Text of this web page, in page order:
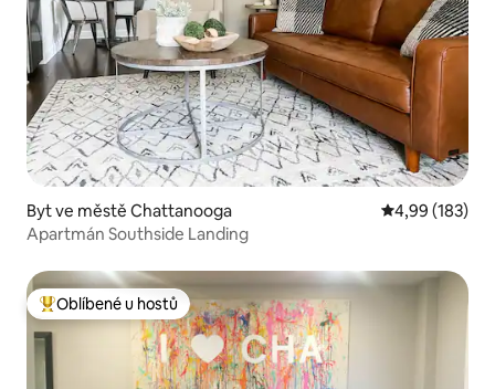
Byt ve městě Chattanooga Průměrné
4,99 (183)
Apartmán Southside Landing
Nejlepší v kategorii Oblíbené u hostů
Oblíbené u hostů